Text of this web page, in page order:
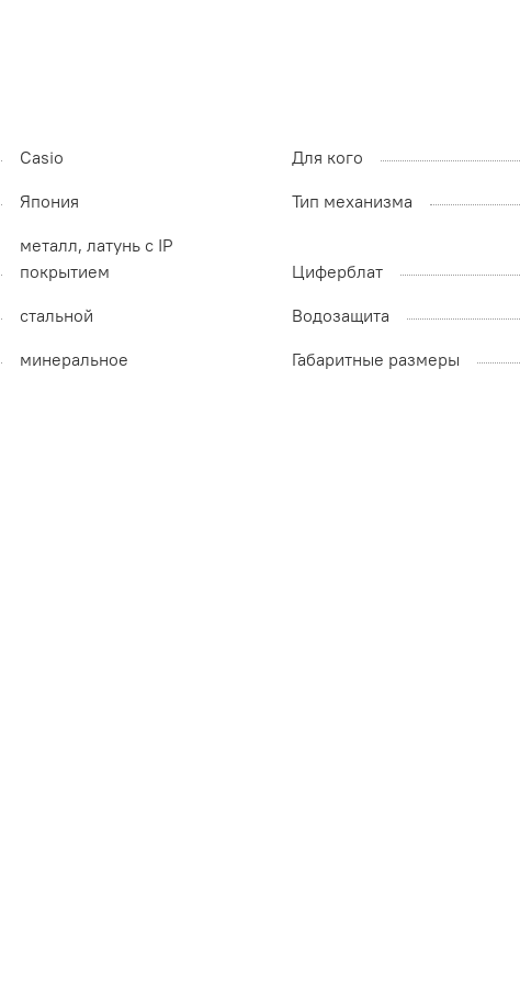
Casio Для кого
Япония Тип механизма
металл, латунь с IP
покрытием
Циферблат
стальной Водозащита
минеральное Габаритные размеры